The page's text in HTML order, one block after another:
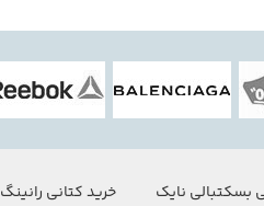
بسکتبالی نایک
خرید کتانی رانینگ